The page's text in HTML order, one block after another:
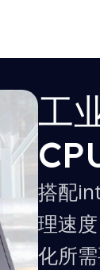
寸支持
工
搭配
理速
化所